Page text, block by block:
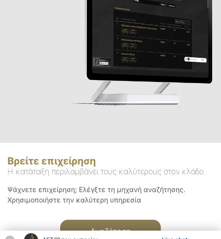
Βρείτε επιχείρηση
Η κατάταξη περιλαμβάνει τους καλύτερους στον κλάδο
Ψάχνετε επιχείρηση; Ελέγξτε τη μηχανή αναζήτησης.
Χρησιμοποιήστε την καλύτερη υπηρεσία
Αναζήτηση